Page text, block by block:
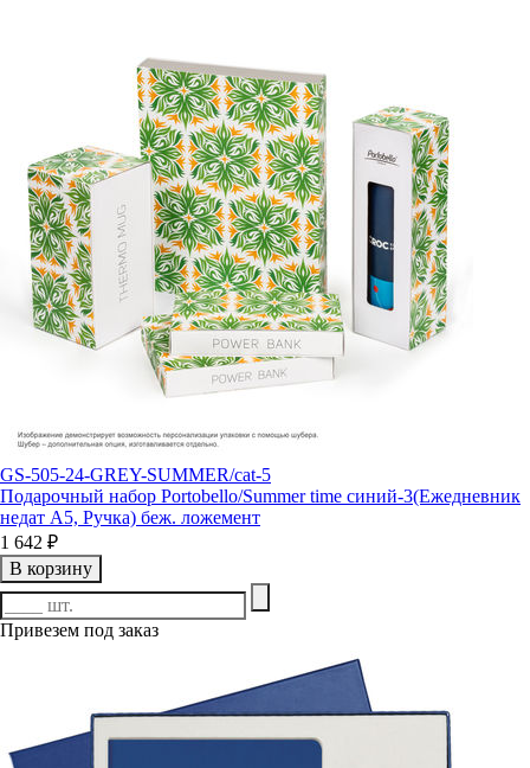
GS-505-24-GREY-SUMMER/cat-5
Подарочный набор Portobello/Summer time синий-3(Ежедневник
недат А5, Ручка) беж. ложемент
1 642 ₽
В корзину
Привезем под заказ